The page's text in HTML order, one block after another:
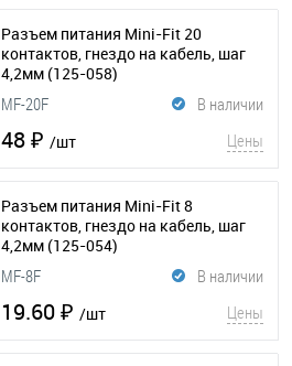
Разъем питания Mini-Fit 20
контактов, гнездо на кабель, шаг
4,2мм (125-058)
В наличии
MF-20F
48 ₽ /шт Цены
Разъем питания Mini-Fit 8
контактов, гнездо на кабель, шаг
4,2мм (125-054)
В наличии
MF-8F
19.60 ₽ /шт Цены